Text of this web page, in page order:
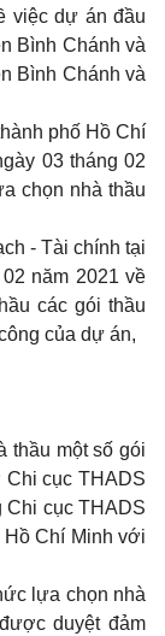
việc dự án đầu
Bình Chánh và
Bình Chánh và
phố Hồ Chí
03 tháng 02
chọn nhà thầu
- Tài chính tại
02 năm 2021 về
các gói thầu
của dự án,
thầu một số gói
cục THADS
Chi cục THADS
Hồ Chí Minh với
lựa chọn nhà
duyệt đảm